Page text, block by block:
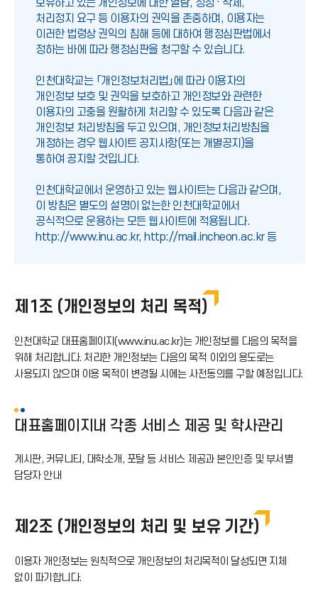
보유하고 있는 개인정보에 대한 열람, 정정 · 삭제,
처리정지 요구 등 이용자의 권익을 존중하며, 이용자는
이러한 법령상 권익의 침해 등에 대하여 행정심판법에서
정하는 바에 따라 행정심판을 청구할 수 있습니다.
인천대학교는 「개인정보처리법」에 따라 이용자의
개인정보 보호 및 권익을 보호하고 개인정보와 관련한
이용자의 고충을 원활하게 처리할 수 있도록 다음과 같은
개인정보 처리방침을 두고 있으며, 개인정보처리방침을
개정하는 경우 웹사이트 공지사항(또는 개별공지)을
통하여 공지할 것입니다.
인천대학교에서 운영하고 있는 웹사이트는 다음과 같으며,
이 방침은 별도의 설명이 없는한 인천대학교에서
공식적으로 운용하는 모든 웹사이트에 적용됩니다.
http://www.inu.ac.kr, http://mail.incheon.ac.kr 등
제1조 (개인정보의 처리 목적)
인천대학교 대표홈페이지(www.inu.ac.kr)는 개인정보를 다음의 목적을
위해 처리합니다. 처리한 개인정보는 다음의 목적 이외의 용도로는
사용되지 않으며 이용 목적이 변경될 시에는 사전동의를 구할 예정입니다.
대표홈페이지내 각종 서비스 제공 및 학사관리
게시판, 커뮤니티, 대학소개, 포탈 등 서비스 제공과 본인인증 및 부서별
담당자 안내
제2조 (개인정보의 처리 및 보유 기간)
이용자 개인정보는 원칙적으로 개인정보의 처리목적이 달성되면 지체
없이 파기합니다.